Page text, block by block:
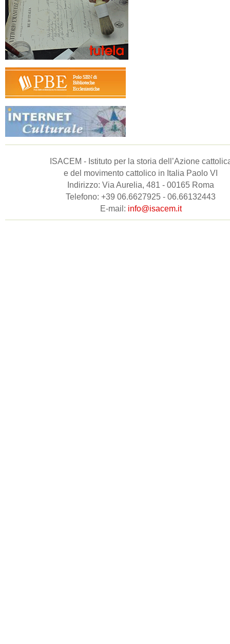
ISACEM - Istituto per la storia dell’Azione
e del movimento cattolico in Italia Paolo VI
Indirizzo: Via Aurelia, 481 - 00165 Roma
Telefono: +39 06.6627925 - 06.66132443
E-mail: info@isacem.it